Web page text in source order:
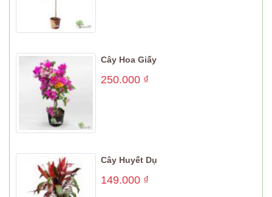
Cây Hoa Giấy
250.000 ₫
Cây Huyết Dụ
149.000 ₫